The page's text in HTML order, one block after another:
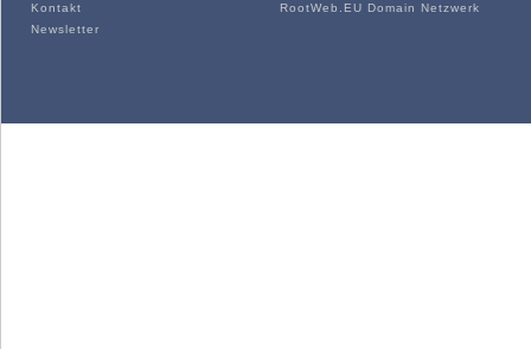
Kontakt
Newsletter
RootWeb.EU Domain Netzwerk